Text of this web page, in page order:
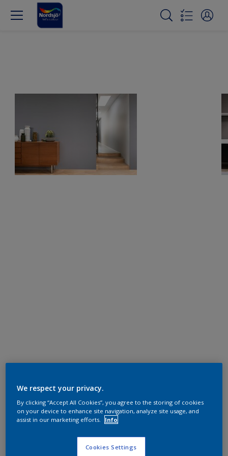
We respect your privacy.
By clicking “Accept All Cookies”, you agree to the storing of cookies
on your device to enhance site navigation, analyze site usage, and
assist in our marketing efforts.
Info
Cookies Settings